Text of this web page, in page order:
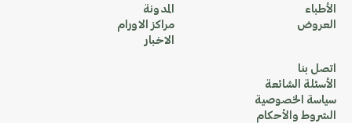
الأطباء
العروض
المدونة
مراكز الاورام
الاخبار
اتصل بنا
الأسئلة الشائعة
سياسة الخصوصية
الشروط والأحكام